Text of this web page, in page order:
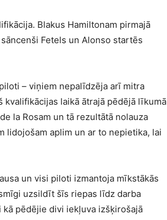
Blakus Hamiltonam pirmajā
Fetels un Alonso startēs
– viņiem nepalīdzēja arī mitra
kvalifikācijas laikā ātrajā pēdējā līkumā
la Rosam un tā rezultātā nolauza
lidojošam aplim un ar to nepietika, lai
un visi piloti izmantoja mīkstākās
uzsildīt šīs riepas līdz darba
kā pēdējie divi iekļuva izšķirošajā